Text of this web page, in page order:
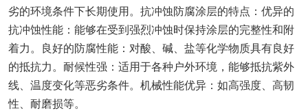
劣的环境条件下长期使用。抗冲蚀防腐涂层的特点：优异的
抗冲蚀性能：能够在受到强烈冲蚀时保持涂层的完整性和附
着力。良好的防腐性能：对酸、碱、盐等化学物质具有良好
的抵抗力。耐候性强：适用于各种户外环境，能够抵抗紫外
线、温度变化等恶劣条件。机械性能优异：如高强度、高韧
性、耐磨损等。